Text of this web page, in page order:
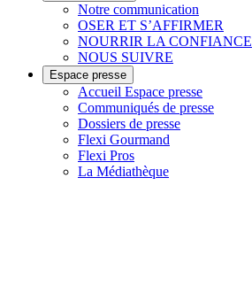
Notre communication
OSER ET S’AFFIRMER
NOURRIR LA CONFIANCE
NOUS SUIVRE
Espace presse
Accueil Espace presse
Communiqués de presse
Dossiers de presse
Flexi Gourmand
Flexi Pros
La Médiathèque